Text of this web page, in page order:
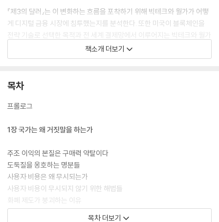
『제3의 달러』는 이 변화하는 흐름을 포착하기 위해 빅테크와 월가가 어떻
게 디지털 금융 시장에 침투했는지를 분석한다. 또한 미국이 블록체인을
전략 기술로 선택한 목적과 전 세계 결제망에서 이루어지는 빅테크와 월가
사이의 이권 다툼도 심도 있게 다룬다.
21세기 자본의 흐름을 파악하고 싶은 독자라면, 미국이 설계한 이 거대한
도 흔들리지 않는 통찰력을 원하는 모든 이들에게 이 책은 가장 명확한 이
책소개 더보기
목차
프롤로그
1장 국가는 왜 거짓말을 하는가
주조 이익의 본질은 구매력 약탈이다
도둑질을 옹호하는 명분들
사용자 비용은 왜 무시되는가
사용자 비용이 무시되지 않기 위한 해법들
화폐 제도가 붕괴하는 이유
목차 더보기